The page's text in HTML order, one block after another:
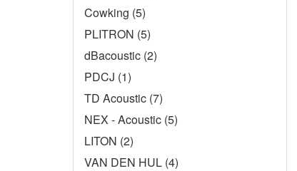
Cowking (5)
PLITRON (5)
dBacoustic (2)
PDCJ (1)
TD Acoustic (7)
NEX - Acoustic (5)
LITON (2)
VAN DEN HUL (4)